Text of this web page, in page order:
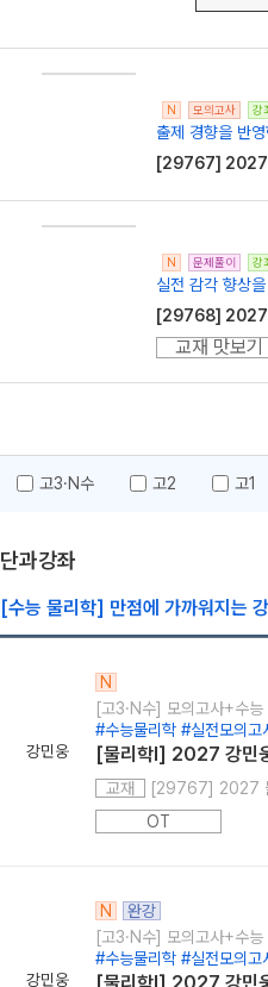
N 모의고사 강
출제 경향을 반
[29767] 2027
N 문제풀이 강
실전 감각 향상
[29768] 2027
교재 맛보기
고3·N수 고2 고1
단과강좌
[수능 물리학] 만점에 가까워지는
강민웅
N
[고3·N수] 모의고사+수능
#수능물리학 #실전모의
[물리학I] 2027 강민
교재
OT
강민웅
N
완강
[고3·N수] 모의고사+수능
#수능물리학 #실전모의